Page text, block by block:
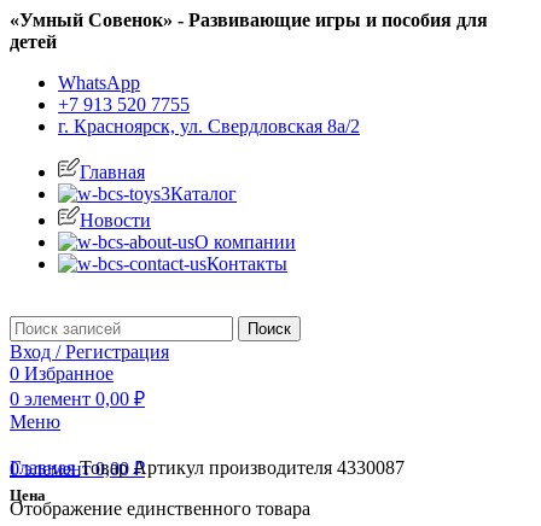
«Умный Совенок» - Развивающие игры и пособия для
детей
WhatsApp
+7 913 520 7755
г. Красноярск, ул. Свердловская 8а/2
Главная
Каталог
Новости
О компании
Контакты
Поиск
Вход / Регистрация
0 Избранное
0 элемент 0,00 ₽
Меню
0элемент 0,00₽
ГлавнаяТовар Артикул производителя 4330087
Отображение единственного товара
Цена